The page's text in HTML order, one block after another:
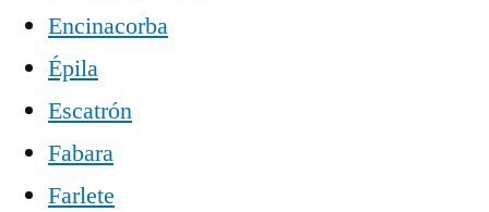
Encinacorba
Épila
Escatrón
Fabara
Farlete